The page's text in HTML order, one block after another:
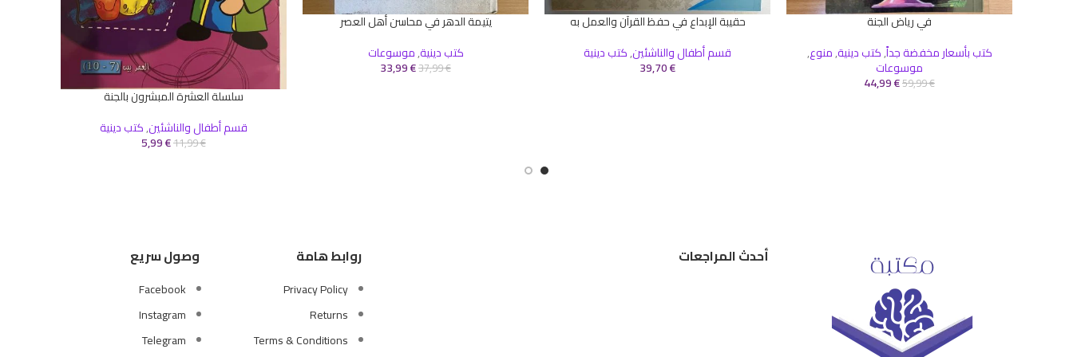
في رياض الجنة
كتب بأسعار مخفضة جداً,كتب دينية,منوع,
موسوعات
59,99€
44,99€
قراءة المزيد
حقيبة الإبداع في حفظ القرآن والعمل به
قسم أطفال والناشئين,كتب دينية
39,70€
إضافة إلى السلة
يتيمة الدهر في محاسن أهل العصر
كتب دينية,موسوعات
37,99€
33,99€
إضافة إلى السلةسلسلة العشرة المبشرون بالجنة
قسم أطفال والناشئين,كتب دينية
11,99€
5,99€
أحدث المراجعات روابط هامة
Privacy Policy
Returns
Terms & Conditions
وصول سريع
Facebook
Instagram
Telegram